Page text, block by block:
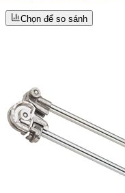
Chọn để so sánh